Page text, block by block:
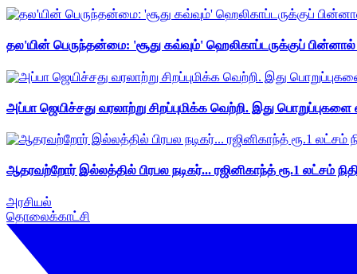
தல'யின் பெருந்தன்மை: 'சூது கவ்வும்' ஹெலிகாப்டருக்குப்
அப்பா ஜெயிச்சது வரலாற்று சிறப்புமிக்க வெற்றி. இது
ஆதரவற்றோர் இல்லத்தில் பிரபல நடிகர்... ரஜினிகாந்த் ரூ.1 லட்சம்
அரசியல்
தொலைக்காட்சி